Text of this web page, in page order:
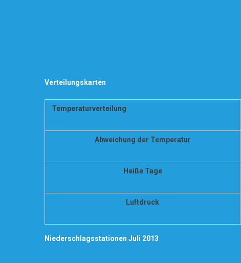
Verteilungskarten
Temperaturverteilung
Abweichung der Temperatur
Heiße Tage
Luftdruck
Niederschlagsstationen Juli 2013